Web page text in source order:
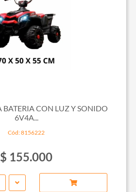
BATERIA CON LUZ Y SONIDO
6V4A...
Cód: 8156222
$ 155.000